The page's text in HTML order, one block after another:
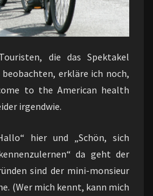
die das Spektakel
erkläre ich noch,
to the American health
irgendwie.
hier und „Schön, sich
da geht der
sind der mini-monsieur
(Wer mich kennt, kann mich